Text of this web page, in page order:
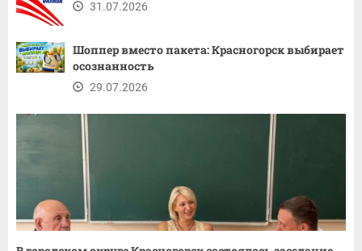
31.07.2026
Шоппер вместо пакета: Красногорск выбирает
осознанность
29.07.2026